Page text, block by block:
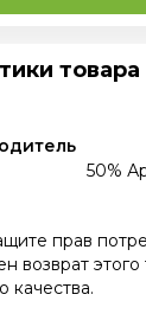
товара
50%
прав
возврат этого
качества.